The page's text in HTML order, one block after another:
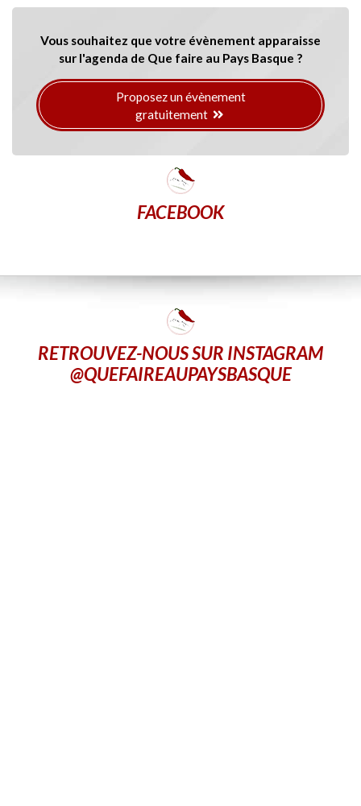
Vous souhaitez que votre évènement apparaisse
sur l'agenda de Que faire au Pays Basque ?
Proposez un évènement
gratuitement
FACEBOOK
RETROUVEZ-NOUS SUR INSTAGRAM
@QUEFAIREAUPAYSBASQUE